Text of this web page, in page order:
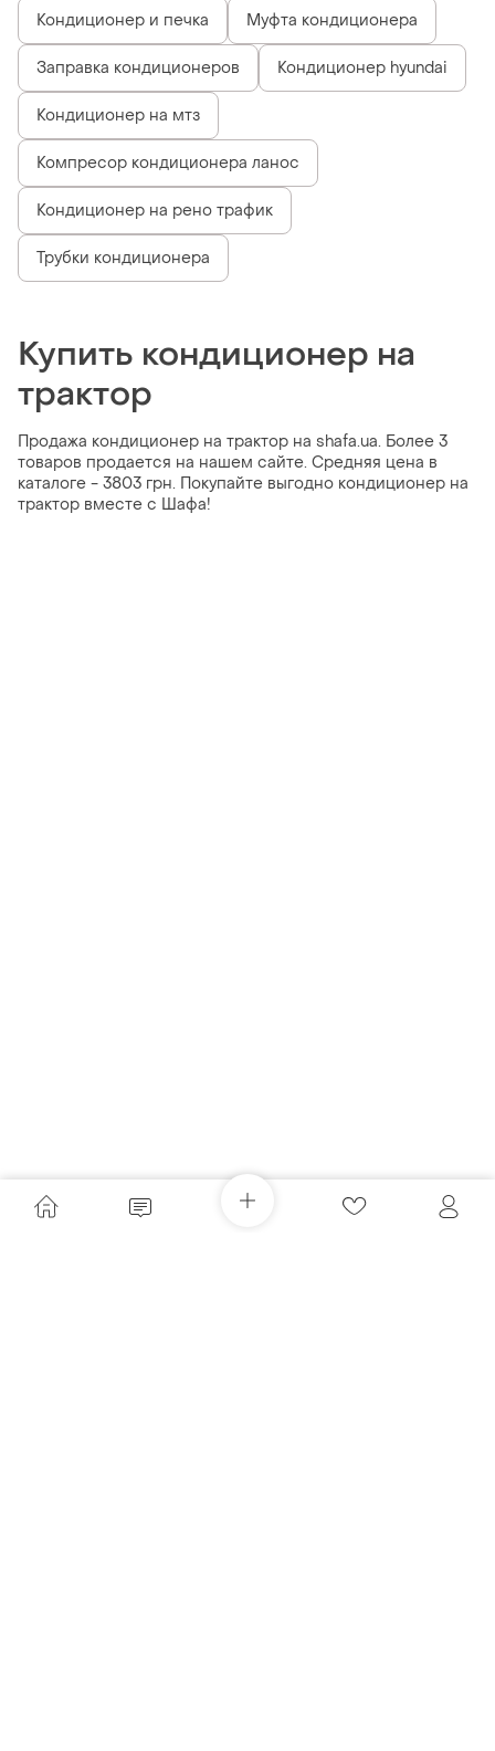
Кондиционер и печка Муфта кондиционера
Заправка кондиционеров Кондиционер hyundai
Кондиционер на мтз
Компресор кондиционера ланос
Кондиционер на рено трафик
Трубки кондиционера
Купить кондиционер на
трактор
Продажа кондиционер на трактор на shafa.ua. Более 3
товаров продается на нашем сайте. Средняя цена в
каталоге - 3803 грн. Покупайте выгодно кондиционер на
трактор вместе с Шафа!